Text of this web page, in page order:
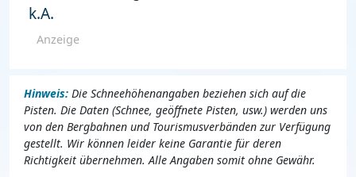
k.A.
Anzeige
Hinweis: Die Schneehöhenangaben beziehen sich auf die
Pisten. Die Daten (Schnee, geöffnete Pisten, usw.) werden uns
von den Bergbahnen und Tourismusverbänden zur Verfügung
gestellt. Wir können leider keine Garantie für deren
Richtigkeit übernehmen. Alle Angaben somit ohne Gewähr.